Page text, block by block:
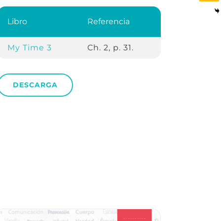
Libro Referencia
My Time 3 Ch. 2, p. 31.
DESCARGA